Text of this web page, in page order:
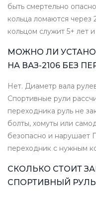
быть смертельно
кольца ломаются через
кольцом служит 5+ лет
МОЖНО ЛИ
НА ВАЗ-2106 БЕЗ
Нет. Диаметр вала
Спортивные рули
переходника руль не
болты, хомуты или
безопасно и нарушает
переходник с нужным
СКОЛЬКО СТОИТ
СПОРТИВНЫЙ